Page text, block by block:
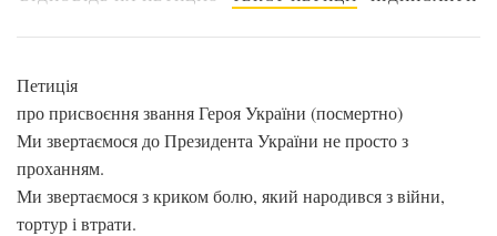
Петиція
про присвоєння звання Героя України (посмертно)
Ми звертаємося до Президента України не просто з
проханням.
Ми звертаємося з криком болю, який народився з війни,
тортур і втрати.